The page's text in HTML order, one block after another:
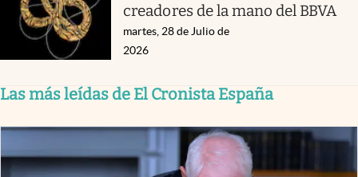
creadores de la mano del BBVA
martes, 28 de Julio de
2026
Las más leídas de El Cronista España